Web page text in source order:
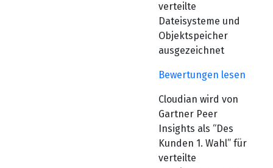
verteilte
Dateisysteme und
Objektspeicher
ausgezeichnet
Bewertungen lesen
Cloudian wird von
Gartner Peer
Insights als “Des
Kunden 1. Wahl” für
verteilte